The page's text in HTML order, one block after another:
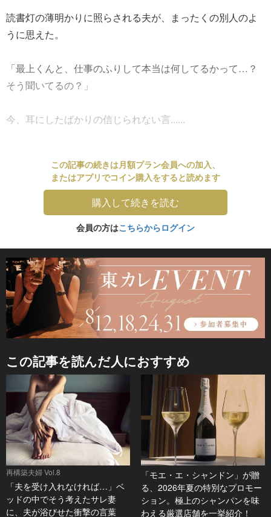
読書灯の薄明かりに照らされる夫が、まったくの別人のよ
うに思えた。
「最上くんと、仕事のふりして本当は何してるかって…？
そう聞いてるの？」
今、耳にしたばかりの信じられない言......
この記事の続きは月額プラン会員への加入、
またはアプリでコイン購入をすると読めます
購入して続きを読む
会員の方はこちらからログイン
この記事を読んだ人におすすめ
再構築夫婦 Vol.8
「夫を受け入れなければ…」ベ
ッドの中でそう考えたサレ妻
に、夫が浴びせた衝撃の言葉
「モエ・エ・シャンドン」が贈
る、2026年夏の特別なプロモー
ション。極上のシャンパンを味
わえる厳選店舗を一挙紹介！